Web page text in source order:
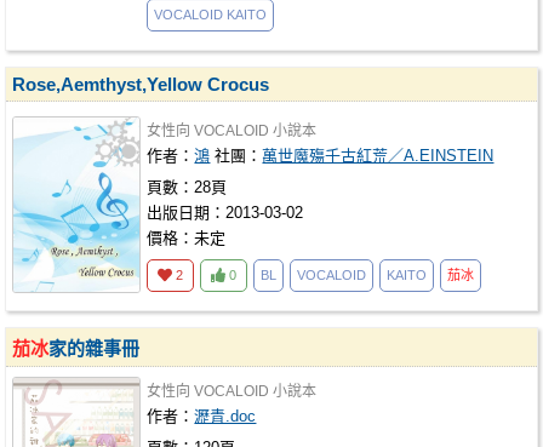
VOCALOID KAITO
Rose,Aemthyst,Yellow Crocus
女性向 VOCALOID 小說本
作者：鴻 社團：萬世魔殤千古紅荒／A.EINSTEIN
頁數：28頁
出版日期：2013-03-02
價格：未定
2 0 BL VOCALOID KAITO 茄冰
茄冰家的雜事冊
女性向 VOCALOID 小說本
作者：瀝青.doc